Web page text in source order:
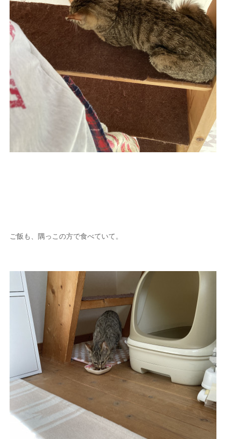
ご飯も、隅っこの方で食べていて。